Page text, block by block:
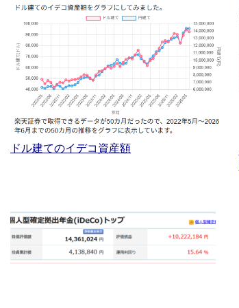
ドル建てのイデコ資産額